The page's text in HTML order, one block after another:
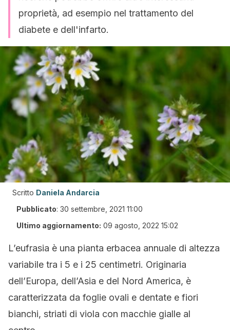
proprietà, ad esempio nel trattamento del
diabete e dell'infarto.
Scritto Daniela Andarcia
Pubblicato: 30 settembre, 2021 11:00
Ultimo aggiornamento: 09 agosto, 2022 15:02
L’eufrasia è una pianta erbacea annuale di altezza
variabile tra i 5 e i 25 centimetri. Originaria
dell’Europa, dell’Asia e del Nord America, è
caratterizzata da foglie ovali e dentate e fiori
bianchi, striati di viola con macchie gialle al